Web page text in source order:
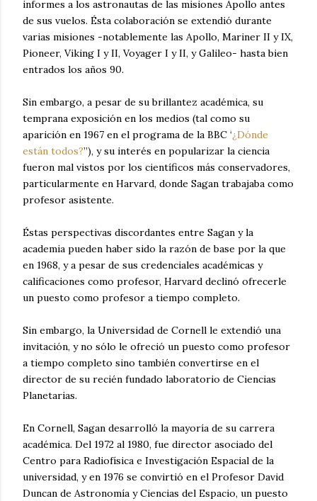
informes a los astronautas de las misiones Apollo antes
de sus vuelos. Ésta colaboración se extendió durante
varias misiones -notablemente las Apollo, Mariner II y IX,
Pioneer, Viking I y II, Voyager I y II, y Galileo- hasta bien
entrados los años 90.
Sin embargo, a pesar de su brillantez académica, su
temprana exposición en los medios (tal como su
aparición en 1967 en el programa de la BBC ‘¿Dónde
están todos?”), y su interés en popularizar la ciencia
fueron mal vistos por los científicos más conservadores,
particularmente en Harvard, donde Sagan trabajaba como
profesor asistente.
Éstas perspectivas discordantes entre Sagan y la
academia pueden haber sido la razón de base por la que
en 1968, y a pesar de sus credenciales académicas y
calificaciones como profesor, Harvard declinó ofrecerle
un puesto como profesor a tiempo completo.
Sin embargo, la Universidad de Cornell le extendió una
invitación, y no sólo le ofreció un puesto como profesor
a tiempo completo sino también convertirse en el
director de su recién fundado laboratorio de Ciencias
Planetarias.
En Cornell, Sagan desarrolló la mayoría de su carrera
académica. Del 1972 al 1980, fue director asociado del
Centro para Radiofísica e Investigación Espacial de la
universidad, y en 1976 se convirtió en el Profesor David
Duncan de Astronomía y Ciencias del Espacio, un puesto